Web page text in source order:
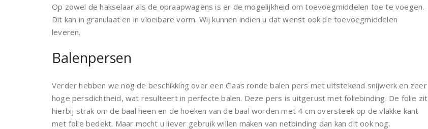
Op zowel de hakselaar als de opraapwagens is er de mogelijkheid om toevoegmiddelen toe te voegen.
Dit kan in granulaat en in vloeibare vorm. Wij kunnen indien u dat wenst ook de toevoegmiddelen
leveren.
Balenpersen
Verder hebben we nog de beschikking over een Claas ronde balen pers met uitstekend snijwerk en zeer
hoge persdichtheid, wat resulteert in perfecte balen. Deze pers is uitgerust met foliebinding. De folie zit
hierbij strak om de baal heen en de hoeken van de baal worden met 4 cm oversteek op de vlakke kant
met folie bedekt. Maar mocht u liever gebruik willen maken van netbinding dan kan dit ook nog.